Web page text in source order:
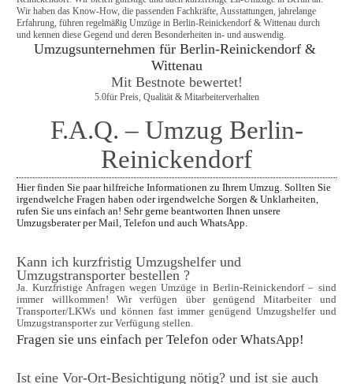
Wir haben das Know-How, die passenden Fachkräfte, Ausstattungen, jahrelange
Erfahrung, führen regelmäßig Umzüge in Berlin-Reinickendorf & Wittenau durch
und kennen diese Gegend und deren Besonderheiten in- und auswendig.
Umzugsunternehmen für Berlin-Reinickendorf &
Wittenau
Mit Bestnote bewertet!
5.0für Preis, Qualität & Mitarbeiterverhalten
F.A.Q. – Umzug Berlin-
Reinickendorf
Hier finden Sie paar hilfreiche Informationen zu Ihrem Umzug. Sollten Sie
irgendwelche Fragen haben oder irgendwelche Sorgen & Unklarheiten,
rufen Sie uns einfach an! Sehr gerne beantworten Ihnen unsere
Umzugsberater per Mail, Telefon und auch WhatsApp.
Kann ich kurzfristig Umzugshelfer und
Umzugstransporter bestellen ?
Ja. Kurzfristige Anfragen wegen Umzüge in Berlin-Reinickendorf – sind
immer willkommen! Wir verfügen über genügend Mitarbeiter und
Transporter/LKWs und können fast immer genügend Umzugshelfer und
Umzugstransporter zur Verfügung stellen.
Fragen sie uns einfach per Telefon oder WhatsApp!
Ist eine Vor-Ort-Besichtigung nötig? und ist sie auch